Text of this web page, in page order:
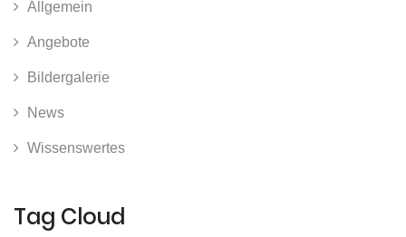
Allgemein
Angebote
Bildergalerie
News
Wissenswertes
Tag Cloud